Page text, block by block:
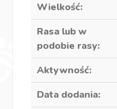
Wielkość:
Rasa lub w
podobie rasy:
Aktywność:
Data dodania: